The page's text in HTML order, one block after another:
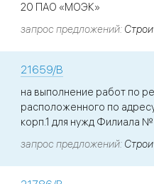
20 ПАО «МОЭК»
запрос предложений
21659/В
на выполнение работ по
расположенного по
корп.1 для нужд Филиала
запрос предложений